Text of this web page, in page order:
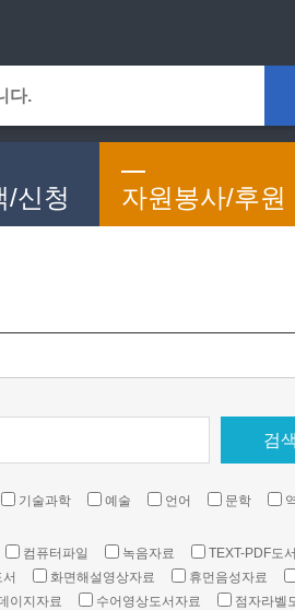
/신청 자원봉사/후원
검색
기술과학 예술 언어 문학
컴퓨터파일 녹음자료 TEXT-PDF도서
화면해설영상자료 휴먼음성자료
이지자료 수어영상도서자료 점자라벨